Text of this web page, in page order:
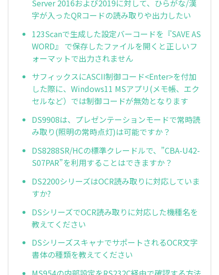
Server 2016および2019に対して、ひらがな/漢
字が入ったQRコードの読み取りや出力したい
123Scanで生成した設定バーコードを『SAVE AS
WORD』 で保存したファイルを開くと正しいフ
ォーマットで出力されません
サフィックスにASCII制御コード<Enter>を付加
した際に、Windows11 MSアプリ(メモ帳、エク
セルなど）では制御コードが無効となります
DS9908は、プレゼンテーションモードで常時読
み取り(照明の常時点灯)は可能ですか？
DS8288SR/HCの標準クレードルで、”CBA-U42-
S07PAR”を利用することはできますか？
DS2200シリーズはOCR読み取りに対応していま
すか?
DSシリーズでOCR読み取りに対応した機種名を
教えてください
DSシリーズスキャナでサポートされるOCR文字
書体の種類を教えてください